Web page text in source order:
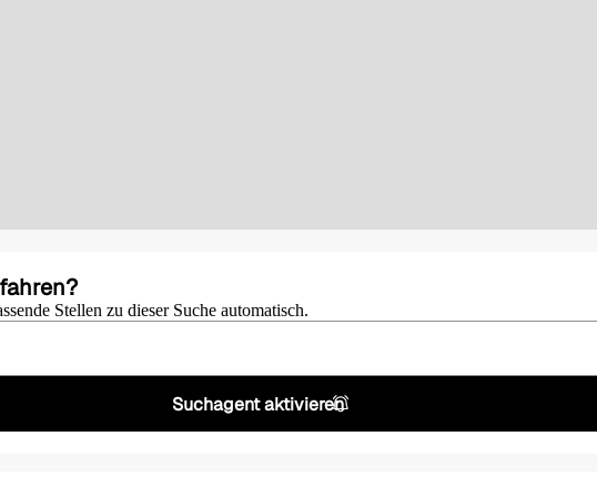
Stellen zu dieser Suche automatisch.
Suchagent aktivieren